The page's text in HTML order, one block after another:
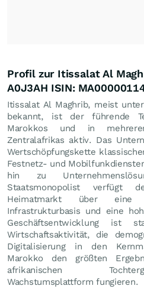
Profil zur Itissalat Al
A0J3AH ISIN:
Itissalat Al Maghrib, meist
bekannt, ist der führende
Marokkos und in
Zentralafrikas aktiv. Das
Wertschöpfungskette
Festnetz- und
hin zu
Staatsmonopolist verfügt
Heimatmarkt über eine
Infrastrukturbasis und eine
Geschäftsentwicklung ist
Wirtschaftsaktivität, die
Digitalisierung in den
Marokko den größten
afrikanischen
Wachstumsplattform fungieren.